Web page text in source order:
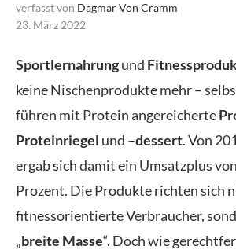
verfasst von Dagmar Von Cramm
23. März 2022
Sportlernahrungund
keine Nischenprodukte mehr –
führen mit Protein angereicherte
Proteinriegel und –dessert. Von
ergab sich damit ein Umsatzplus
Prozent. Die Produkte richten sich
fitnessorientierte Verbraucher,
„breite Masse“. Doch wie